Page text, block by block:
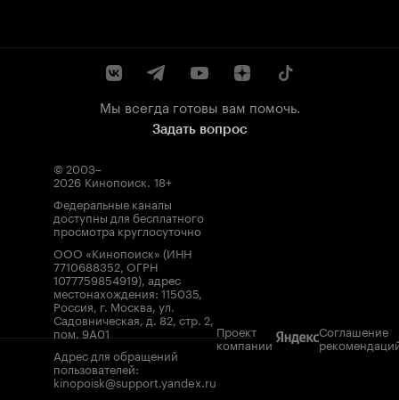
Мы всегда готовы вам помочь.
Задать вопрос
© 2003–
2026 Кинопоиск. 18+
Федеральные каналы
доступны для бесплатного
просмотра круглосуточно
ООО «Кинопоиск» (ИНН
7710688352, ОГРН
1077759854919), адрес
местонахождения: 115035,
Россия, г. Москва, ул.
Садовническая, д. 82, стр. 2,
пом. 9А01
Адрес для обращений
пользователей:
kinopoisk@support.yandex.ru
Проект
компании
Соглашение